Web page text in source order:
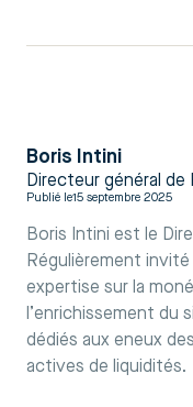
Boris Intini
Directeur général de
Publié le15 septembre 2025
Boris Intini est le
Régulièrement
expertise sur la
l’enrichissement du
dédiés aux eneux
actives de liquidités.